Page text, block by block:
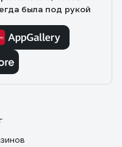
была под рукой